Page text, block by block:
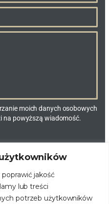
jakość
lub treści
potrzeb użytkowników
moich danych osobowych
na powyższą wiadomość.